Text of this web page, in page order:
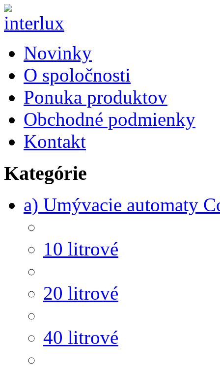
Novinky
O spoločnosti
Ponuka produktov
Obchodné podmienky
Kontakt
Kategórie
a) Umývacie automaty
10 litrové
20 litrové
40 litrové